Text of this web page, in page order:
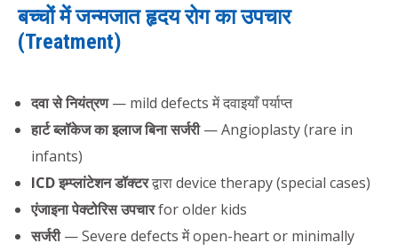
बच्चों में जन्मजात हृदय रोग का उपचार
(Treatment)
दवा से नियंत्रण— mild defects में दवाइयाँ पर्याप्त
हार्ट ब्लॉकेज का इलाज बिना सर्जरी— Angioplasty (rare in
infants)
ICD इम्प्लांटेशन डॉक्टरद्वारा device therapy (special cases)
एंजाइना पेक्टोरिस उपचारfor older kids
सर्जरी— Severe defects में open-heart or minimally